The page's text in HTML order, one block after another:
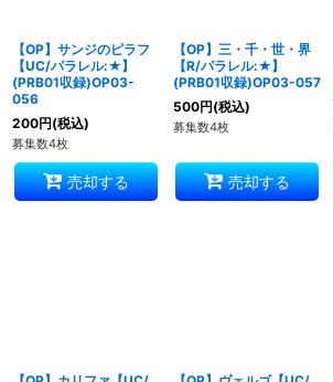
【OP】サンジのピラフ
【UC/パラレル:★】
(PRB01収録)OP03-
056
200円(税込)
募集数4枚
売却する
【OP】三・千・世・界
【R/パラレル:★】
(PRB01収録)OP03-057
500円(税込)
募集数4枚
売却する